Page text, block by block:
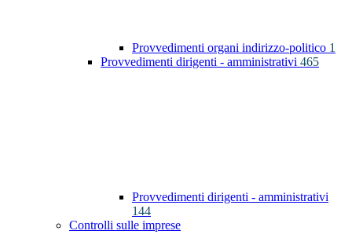
Provvedimenti organi indirizzo-politico 1
Provvedimenti dirigenti - amministrativi 465
Provvedimenti dirigenti - amministrativi
144
Controlli sulle imprese